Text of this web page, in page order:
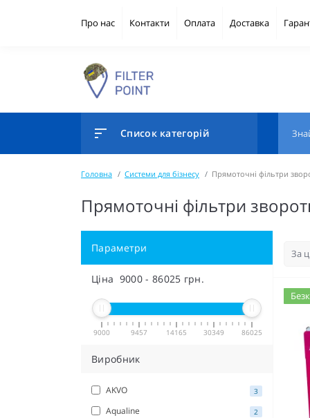
Про нас Контакти Оплата Доставка
Список категорій
Головна Системи для бізнесу Прямоточні фільтри
Прямоточні фільтри
Параметри
Ціна 9000 - 86025 грн.
9000 9457 14165 30349 86025
Виробник
AKVO 3
Aqualine 2